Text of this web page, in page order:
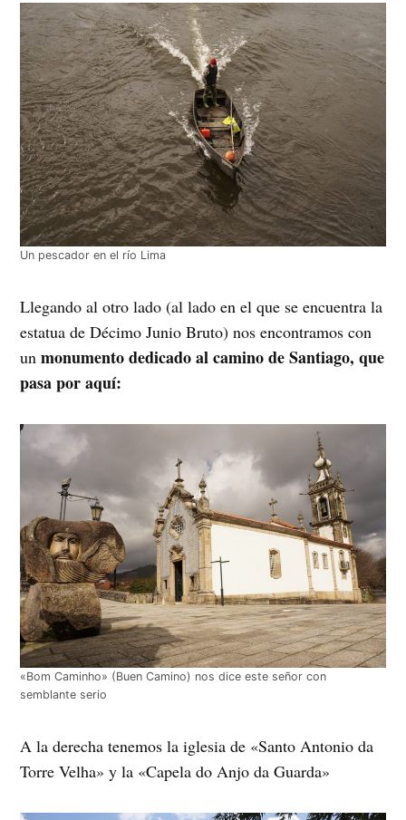
Un pescador en el río Lima
Llegando al otro lado (al lado en el que se encuentra la
estatua de Décimo Junio Bruto) nos encontramos con
unmonumento dedicado al camino de Santiago, que
pasa por aquí:
«Bom Caminho» (Buen Camino) nos dice este señor con
semblante serio
A la derecha tenemos la iglesia de «Santo Antonio da
Torre Velha» y la «Capela do Anjo da Guarda»